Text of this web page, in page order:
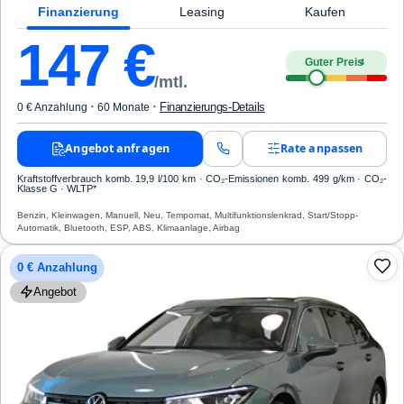
Finanzierung Leasing Kaufen
147 €/mtl.
Guter Preis4
0 € Anzahlung · 60 Monate · Finanzierungs-Details
Angebot anfragen Rate anpassen
Kraftstoffverbrauch komb. 19,9 l/100 km · CO₂-Emissionen komb. 499 g/km · CO₂-
Klasse G · WLTP*
Benzin, Kleinwagen, Manuell, Neu, Tempomat, Multifunktionslenkrad, Start/Stopp-
Automatik, Bluetooth, ESP, ABS, Klimaanlage, Airbag
0 € Anzahlung
Angebot